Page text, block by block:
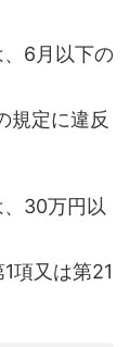
6月以下の
規定に違反
30万円以
項又は第21